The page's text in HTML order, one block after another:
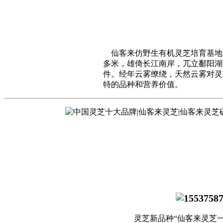
仙客来仿野生有机灵芝培育基
多米，雄倚长江南岸，兀立鄱阳
件。经年云雾缭绕，天然云雾对
特的品种和营养价值。
灵芝新品种“仙客来灵芝